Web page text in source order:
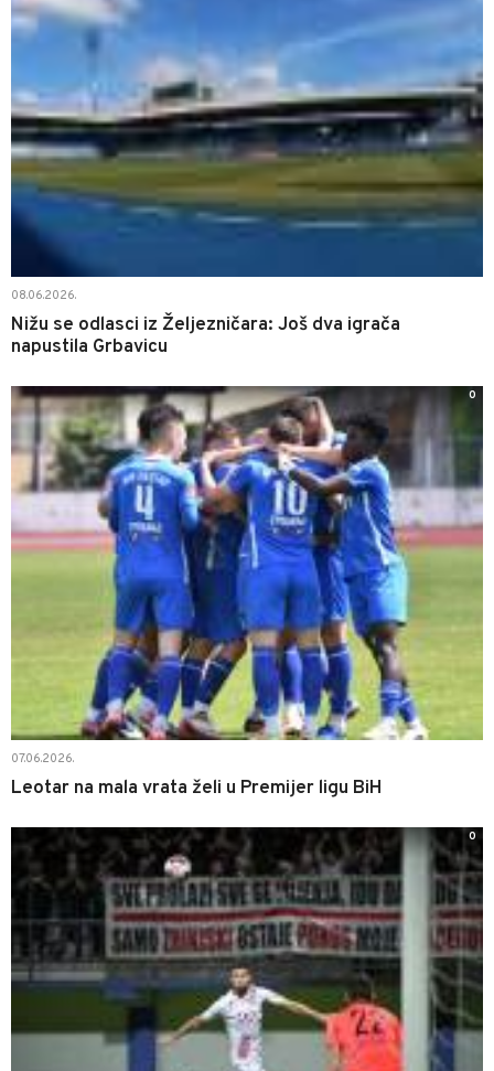
08.06.2026.
Nižu se odlasci iz Željezničara: Još dva igrača
napustila Grbavicu
07.06.2026.
Leotar na mala vrata želi u Premijer ligu BiH
0
0